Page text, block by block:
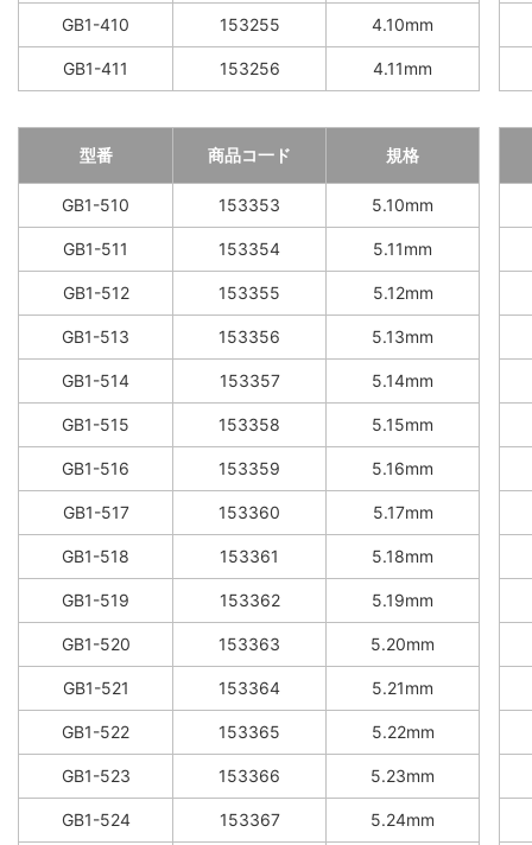
GB1-410 153255 4.10mm
GB1-411 153256 4.11mm
型番 商品コ一ド 規格
GB1-510 153353 5.10mm
GB1-511 153354 5.11mm
GB1-512 153355 5.12mm
GB1-513 153356 5.13mm
GB1-514 153357 5.14mm
GB1-515 153358 5.15mm
GB1-516 153359 5.16mm
GB1-517 153360 5.17mm
GB1-518 153361 5.18mm
GB1-519 153362 5.19mm
GB1-520 153363 5.20mm
GB1-521 153364 5.21mm
GB1-522 153365 5.22mm
GB1-523 153366 5.23mm
GB1-524 153367 5.24mm